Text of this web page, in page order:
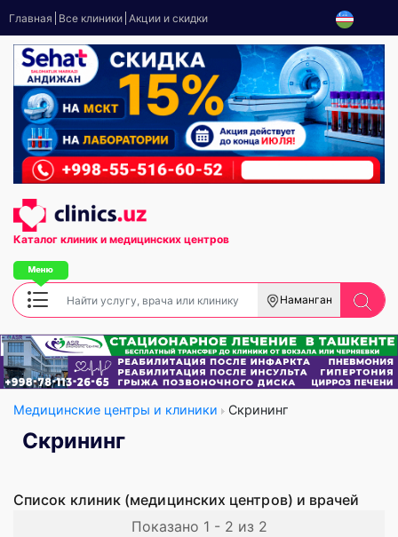
Главная Все клиники Акции и скидки
Каталог клиник и медицинских центров
Наманган
Медицинские центры и клиники Скрининг
Скрининг
Список клиник (медицинских центров) и врачей
Показано 1 - 2 из 2